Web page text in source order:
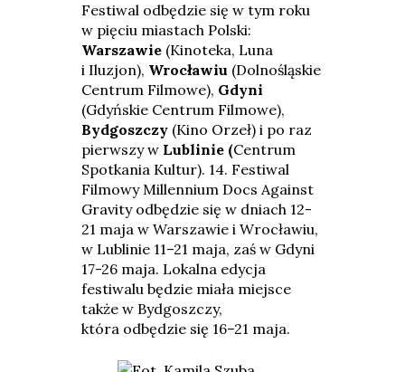
Festiwal odbędzie się w tym roku
w pięciu miastach Polski:
Warszawie(Kinoteka, Luna
i Iluzjon), Wrocławiu (Dolnośląskie
Centrum Filmowe), Gdyni
(Gdyńskie Centrum Filmowe),
Bydgoszczy(Kino Orzeł) i po raz
pierwszy w Lublinie (Centrum
Spotkania Kultur). 14. Festiwal
Filmowy Millennium Docs Against
Gravity odbędzie się w dniach 12-
21 maja w Warszawie i Wrocławiu,
w Lublinie 11–21 maja, zaś w Gdyni
17-26 maja. Lokalna edycja
festiwalu będzie miała miejsce
także w Bydgoszczy,
która odbędzie się 16–21 maja.